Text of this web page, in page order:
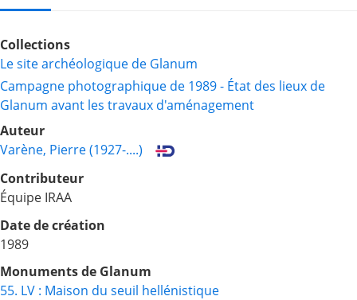
Collections
Le site archéologique de Glanum
Campagne photographique de 1989 - État des lieux de
Glanum avant les travaux d'aménagement
Auteur
Varène, Pierre (1927-....)
Contributeur
Équipe IRAA
Date de création
1989
Monuments de Glanum
55. LV : Maison du seuil hellénistique